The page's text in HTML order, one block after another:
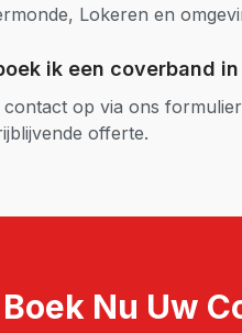
Lokeren en
ik een coverband in
contact op via ons
offerte.
Boek Nu Uw